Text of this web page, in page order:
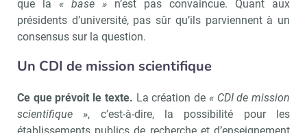
que la « base » n’est pas convaincue. Quant aux
présidents d’université, pas sûr qu’ils parviennent à un
consensus sur la question.
Un CDI de mission scientifique
Ce que prévoit le texte. La création de « CDI de mission
scientifique », c’est-à-dire, la possibilité pour les